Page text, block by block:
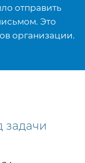
отправить
Это
организации.
задачи